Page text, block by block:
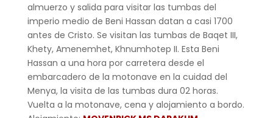
almuerzo y salida para visitar las tumbas del
imperio medio de Beni Hassan datan a casi 1700
antes de Cristo. Se visitan las tumbas de Baqet III,
Khety, Amenemhet, Khnumhotep II. Esta Beni
Hassan a una hora por carretera desde el
embarcadero de la motonave en la cuidad del
Menya, la visita de las tumbas dura 02 horas.
Vuelta a la motonave, cena y alojamiento a bordo.